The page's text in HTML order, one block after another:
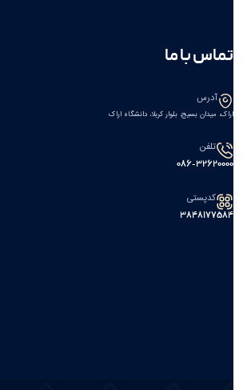
تماس با ما
آدرس
اراک، میدان بسیج، بلوار کربلا، دانشگاه اراک
تلفن
086-32620000
کدپستی
۳۸۴۸۱۷۷۵۸۴